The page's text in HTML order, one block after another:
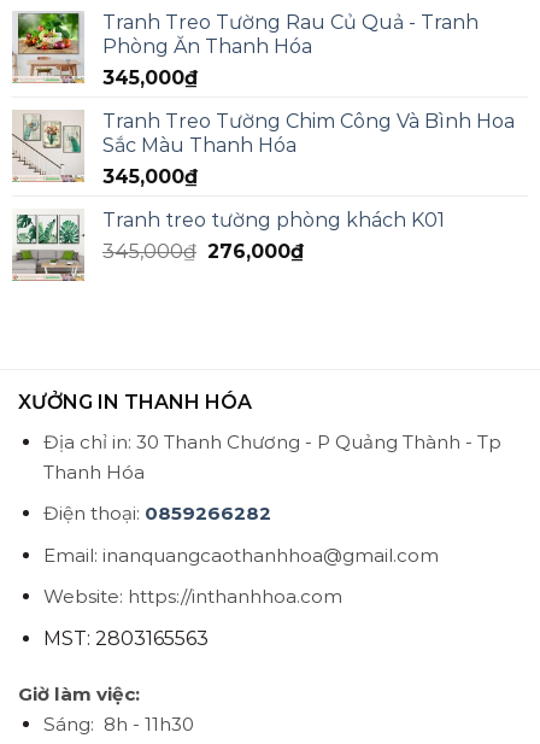
Tranh Treo Tường Rau Củ Quả - Tranh
Phòng Ăn Thanh Hóa
345,000₫
Tranh Treo Tường Chim Công Và Bình Hoa
Sắc Màu Thanh Hóa
345,000₫
Tranh treo tường phòng khách K01
345,000₫ 276,000₫
XƯỞNG IN THANH HÓA
Địa chỉ in: 30 Thanh Chương - P Quảng Thành - Tp
Thanh Hóa
Điện thoại: 0859266282
Email: inanquangcaothanhhoa@gmail.com
Website: https://inthanhhoa.com
MST: 2803165563
Giờ làm việc:
Sáng: 8h - 11h30